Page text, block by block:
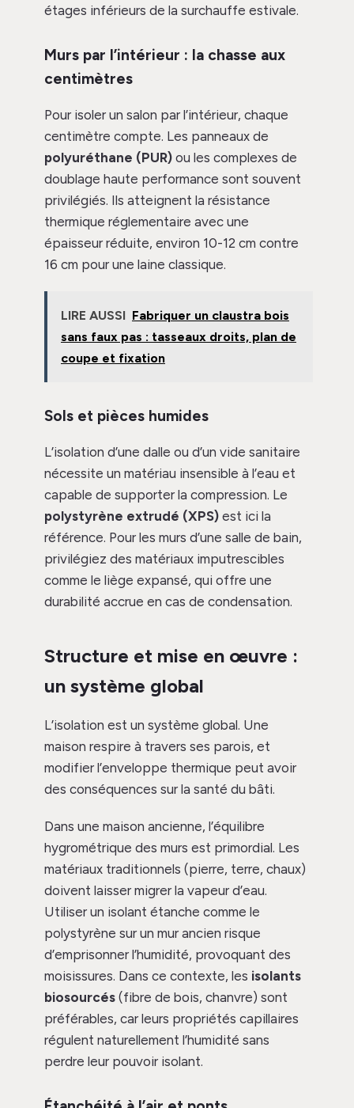
étages inférieurs de la surchauffe estivale.
Murs par l’intérieur : la chasse aux
centimètres
Pour isoler un salon par l’intérieur, chaque
centimètre compte. Les panneaux de
polyuréthane (PUR) ou les complexes de
doublage haute performance sont souvent
privilégiés. Ils atteignent la résistance
thermique réglementaire avec une
épaisseur réduite, environ 10-12 cm contre
16 cm pour une laine classique.
LIRE AUSSI Fabriquer un claustra bois
sans faux pas : tasseaux droits, plan de
coupe et fixation
Sols et pièces humides
L’isolation d’une dalle ou d’un vide sanitaire
nécessite un matériau insensible à l’eau et
capable de supporter la compression. Le
polystyrène extrudé (XPS) est ici la
référence. Pour les murs d’une salle de bain,
privilégiez des matériaux imputrescibles
comme le liège expansé, qui offre une
durabilité accrue en cas de condensation.
Structure et mise en œuvre :
un système global
L’isolation est un système global. Une
maison respire à travers ses parois, et
modifier l’enveloppe thermique peut avoir
des conséquences sur la santé du bâti.
Dans une maison ancienne, l’équilibre
hygrométrique des murs est primordial. Les
matériaux traditionnels (pierre, terre, chaux)
doivent laisser migrer la vapeur d’eau.
Utiliser un isolant étanche comme le
polystyrène sur un mur ancien risque
d’emprisonner l’humidité, provoquant des
moisissures. Dans ce contexte, les isolants
biosourcés (fibre de bois, chanvre) sont
préférables, car leurs propriétés capillaires
régulent naturellement l’humidité sans
perdre leur pouvoir isolant.